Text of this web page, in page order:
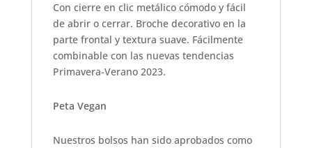
Con cierre en clic metálico cómodo y fácil
de abrir o cerrar. Broche decorativo en la
parte frontal y textura suave. Fácilmente
combinable con las nuevas tendencias
Primavera-Verano 2023.
Peta Vegan
Nuestros bolsos han sido aprobados como